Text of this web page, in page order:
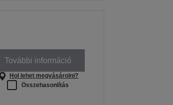
További információ
Hol lehet megvásárolni?
Összehasonlítás